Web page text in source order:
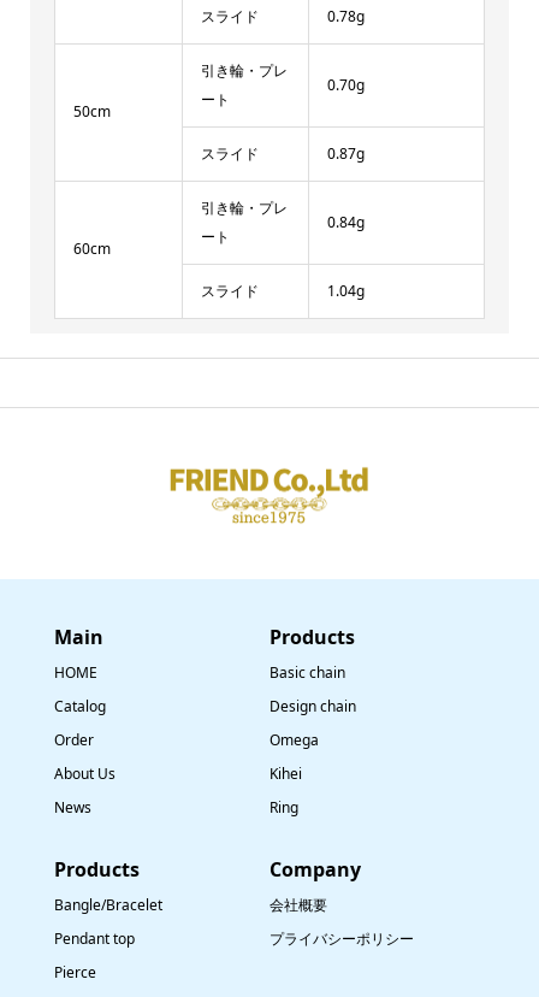
スライド 0.78g
50cm
引き輪・プレ
ート
0.70g
スライド 0.87g
60cm
引き輪・プレ
ート
0.84g
スライド 1.04g
Main
HOME
Catalog
Order
About Us
News
​Products
Basic chain
Design chain
Omega
Kihei
Ring
​Products
Bangle/Bracelet
Pendant top
Pierce
Company
会社概要
プライバシーポリシー